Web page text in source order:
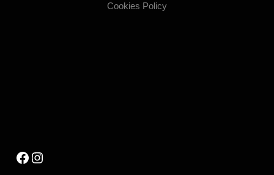
Cookies Policy
Facebook
Instagram